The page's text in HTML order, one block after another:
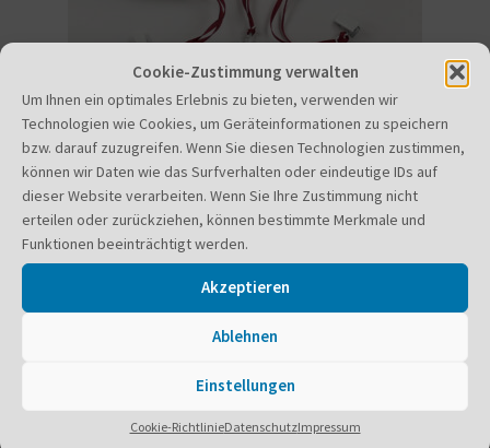
Cookie-Zustimmung verwalten
Um Ihnen ein optimales Erlebnis zu bieten, verwenden wir
Technologien wie Cookies, um Geräteinformationen zu speichern
bzw. darauf zuzugreifen. Wenn Sie diesen Technologien zustimmen,
können wir Daten wie das Surfverhalten oder eindeutige IDs auf
dieser Website verarbeiten. Wenn Sie Ihre Zustimmung nicht
erteilen oder zurückziehen, können bestimmte Merkmale und
Funktionen beeinträchtigt werden.
Akzeptieren
Ablehnen
Einstellungen
Cookie-RichtlinieDatenschutzImpressum
Magnetherzen (3er-Set) – limitiert
21,50€
inkl. MwSt.zzgl.
Lieferzeit: 7-9 Tage
Dieses